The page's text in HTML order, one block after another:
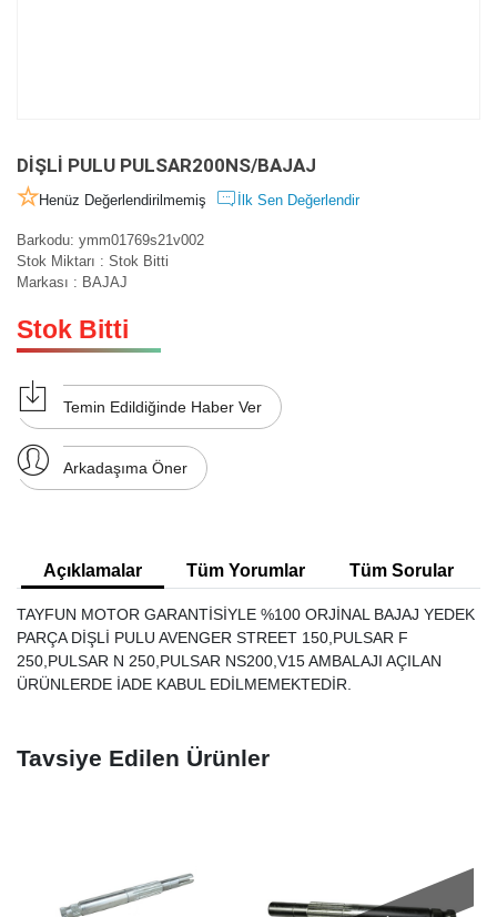
DİŞLİ PULU PULSAR200NS/BAJAJ
Henüz Değerlendirilmemiş İlk Sen Değerlendir
Barkodu: ymm01769s21v002
Stok Miktarı : Stok Bitti
Markası : BAJAJ
Stok Bitti
Temin Edildiğinde Haber Ver
Arkadaşıma Öner
Açıklamalar Tüm Yorumlar Tüm Sorular
TAYFUN MOTOR GARANTİSİYLE %100 ORJİNAL BAJAJ YEDEK
PARÇA DİŞLİ PULU AVENGER STREET 150,PULSAR F
250,PULSAR N 250,PULSAR NS200,V15 AMBALAJI AÇILAN
ÜRÜNLERDE İADE KABUL EDİLMEMEKTEDİR.
Tavsiye Edilen Ürünler